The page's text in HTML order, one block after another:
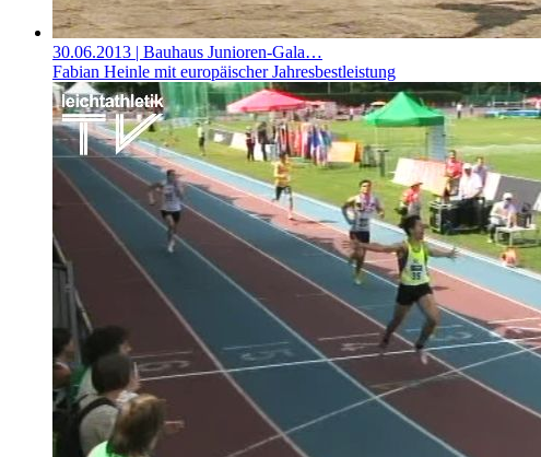
30.06.2013 | Bauhaus Junioren-Gala…
Fabian Heinle mit europäischer Jahresbestleistung